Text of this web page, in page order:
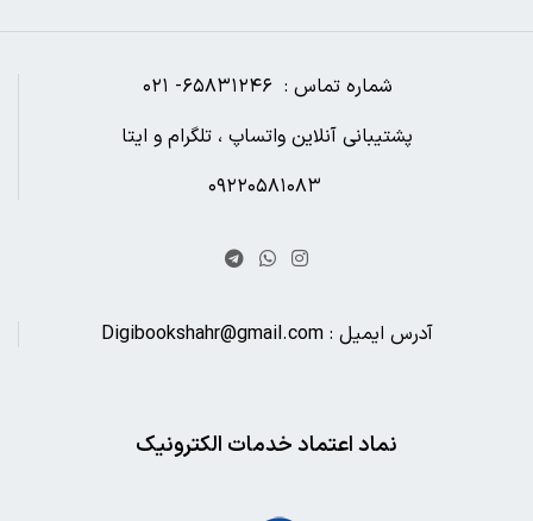
شماره تماس : ۶۵۸۳۱۲۴۶- ۰۲۱
پشتیبانی آنلاین واتساپ ، تلگرام و ایتا
آدرس ایمیل : Digibookshahr@gmail.com
نماد اعتماد خدمات الکترونیک